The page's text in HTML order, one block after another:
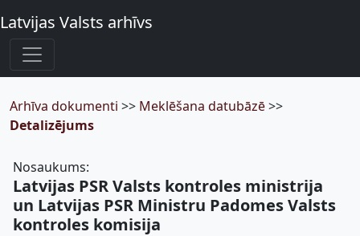
Latvijas Valsts arhīvs
Arhīva dokumenti >> Meklēšana datubāzē>>
Detalizējums
Nosaukums:
Latvijas PSR Valsts kontroles ministrija
un Latvijas PSR Ministru Padomes Valsts
kontroles komisija